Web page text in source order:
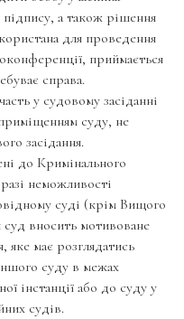
а також рішення
для проведення
приймається
справа.
у судовому засіданні
суду, не
засідання.
до Кримінального
неможливості
суді (крім Вищого
вносить мотивоване
яке має розглядатись
суду в межах
інстанції або до суду у
судів.